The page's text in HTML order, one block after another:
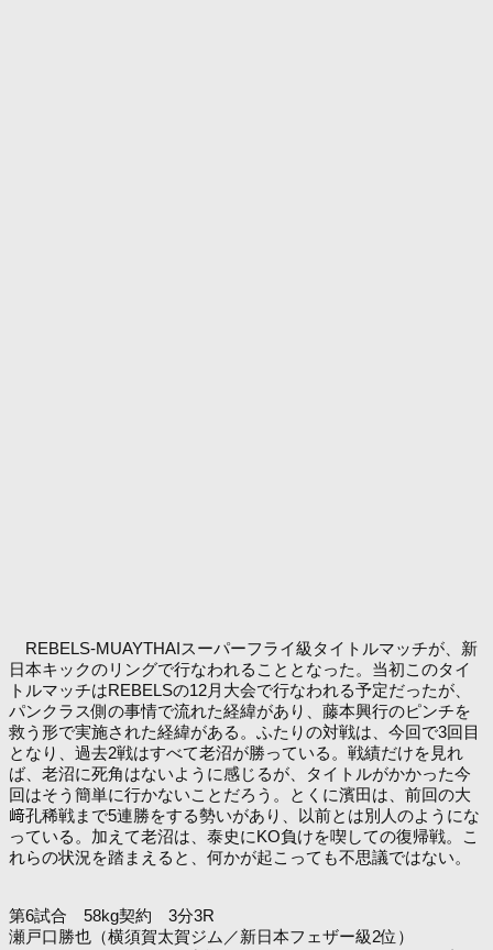
REBELS-MUAYTHAIスーパーフライ級タイトルマッチが、新
日本キックのリングで行なわれることとなった。当初このタイ
トルマッチはREBELSの12月大会で行なわれる予定だったが、
パンクラス側の事情で流れた経緯があり、藤本興行のピンチを
救う形で実施された経緯がある。ふたりの対戦は、今回で3回目
となり、過去2戦はすべて老沼が勝っている。戦績だけを見れ
ば、老沼に死角はないように感じるが、タイトルがかかった今
回はそう簡単に行かないことだろう。とくに濱田は、前回の大
﨑孔稀戦まで5連勝をする勢いがあり、以前とは別人のようにな
っている。加えて老沼は、泰史にKO負けを喫しての復帰戦。こ
れらの状況を踏まえると、何かが起こっても不思議ではない。
第6試合 58kg契約 3分3R
瀬戸口勝也（横須賀太賀ジム／新日本フェザー級2位）